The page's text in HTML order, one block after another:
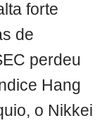
forte
de
perdeu
Hang
o Nikkei